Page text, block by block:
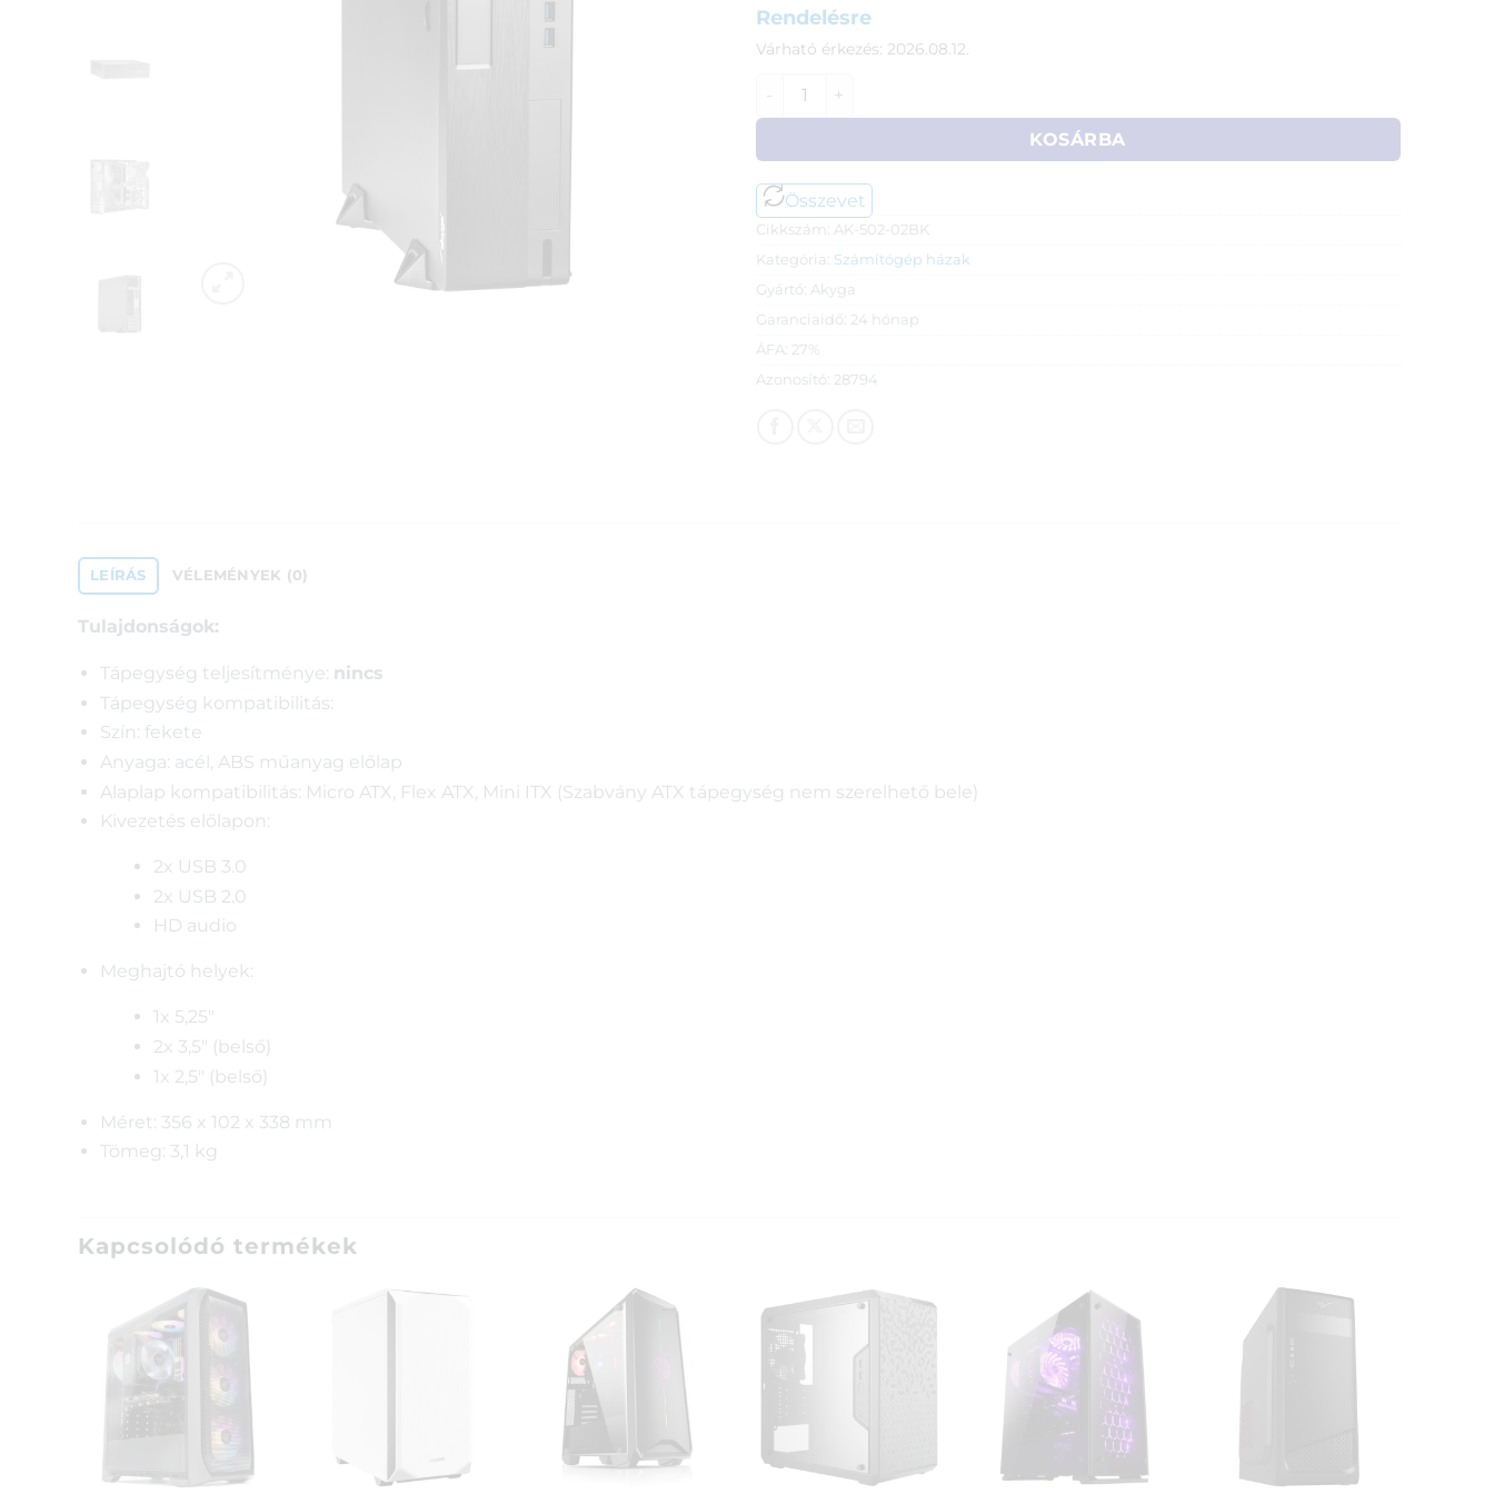
Rendelésre
Várható érkezés: 2026.08.12.
Akyga AK-502-02BK (micro ATX/mini-ITX) ház (fekete) mennyiség
KOSÁRBA
Összevet
Cikkszám: AK-502-02BK
Kategória: Számítógép házak
Gyártó: Akyga
Garanciaidő: 24 hónap
ÁFA: 27%
Azonosító: 28794
LEÍRÁS VÉLEMÉNYEK (0)
Tulajdonságok:
Tápegység teljesítménye: nincs
Tápegység kompatibilitás:
Szín: fekete
Anyaga: acél, ABS műanyag előlap
Alaplap kompatibilitás: Micro ATX, Flex ATX, Mini ITX (Szabvány ATX tápegység nem szerelhető bele)
Kivezetés előlapon:
2x USB 3.0
2x USB 2.0
HD audio
Meghajtó helyek:
1x 5,25″
2x 3,5″ (belső)
1x 2,5″ (belső)
Méret: 356 x 102 x 338 mm
Tömeg: 3,1 kg
Kapcsolódó termékek